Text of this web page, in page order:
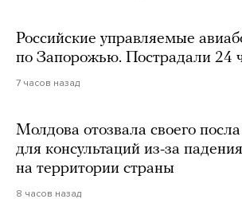
Российские управляемые
по Запорожью. Пострадали 24
7 часов назад
Молдова отозвала своего
для консультаций из-за
на территории страны
8 часов назад